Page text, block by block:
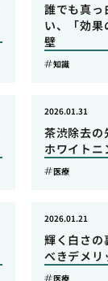
誰でも真っ
い、「効果
壁
知識
茶渋除去の
ホワイトニ
2026.01.31
医療
輝く白さの
べきデメリ
2026.01.21
医療